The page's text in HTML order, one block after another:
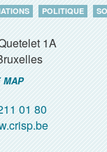
POLITIQUE
1A
MAP
01 80